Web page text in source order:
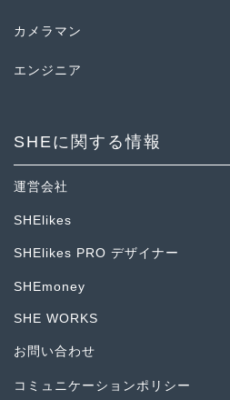
カメラマン
エンジニア
SHEに関する情報
運営会社
SHElikes
SHElikes PRO デザイナー
SHEmoney
SHE WORKS
お問い合わせ
コミュニケーションポリシー